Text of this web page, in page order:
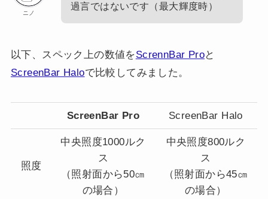
ニノ
過言ではないです（最大輝度時）
以下、スペック上の数値をScrennBar Proと
ScreenBar Haloで比較してみました。
ScreenBar Pro ScreenBar Halo
照度
中央照度1000ルク
ス
（照射面から50㎝
の場合）
中央照度800ルク
ス
（照射面から45㎝
の場合）